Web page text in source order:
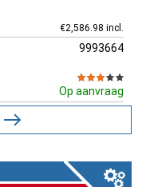
€2,586.98 incl.
9993664
Op aanvraag